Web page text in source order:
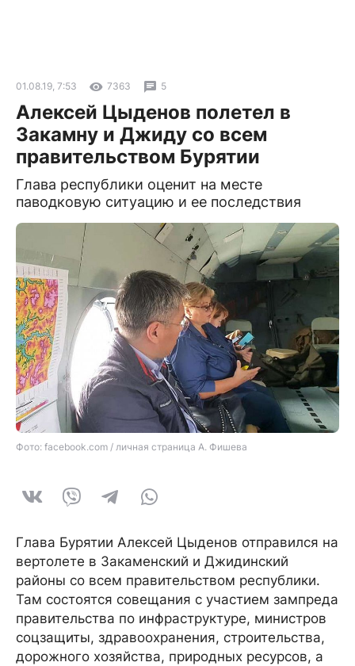
01.08.19, 7:53 7363 5
Алексей Цыденов полетел в
Закамну и Джиду со всем
правительством Бурятии
Глава республики оценит на месте
паводковую ситуацию и ее последствия
Фото: facebook.com / личная страница А. Фишева
Глава Бурятии Алексей Цыденов отправился на
вертолете в Закаменский и Джидинский
районы со всем правительством республики.
Там состоятся совещания с участием зампреда
правительства по инфраструктуре, министров
соцзащиты, здравоохранения, строительства,
дорожного хозяйства, природных ресурсов, а